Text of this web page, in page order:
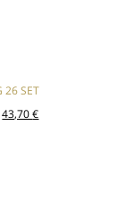
26 SET
43,70€Aktueller